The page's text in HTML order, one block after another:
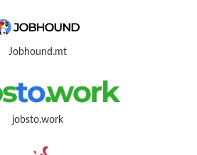
Jobhound.mt
jobsto.work